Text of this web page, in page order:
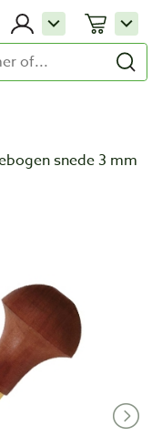
snede 3 mm